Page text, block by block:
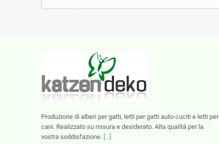
Produzione di alberi per gatti, letti per gatti auto-cuciti e letti per
cani. Realizzato su misura e desiderato. Alta qualità per la
vostra soddisfazione. [...]